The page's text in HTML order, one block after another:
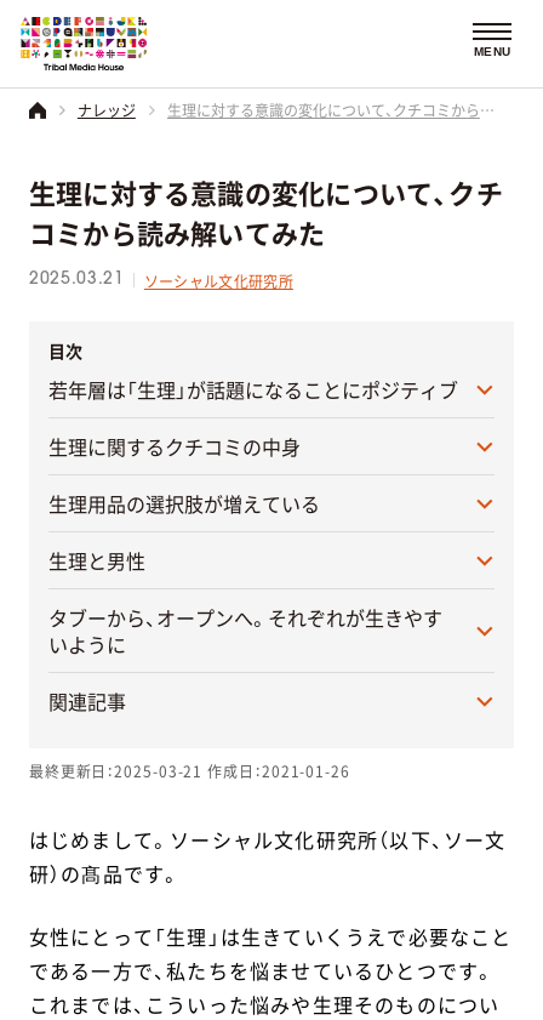
MENU
ナレッジ 生理に対する意識の変化について、クチコミから読み解いてみた
生理に対する意識の変化について、クチ
コミから読み解いてみた
2025.03.21 ソーシャル文化研究所
目次
若年層は「生理」が話題になることにポジティブ
生理に関するクチコミの中身
生理用品の選択肢が増えている
生理と男性
タブーから、オープンへ。それぞれが生きやす
いように
関連記事
最終更新日：2025-03-21 作成日：2021-01-26
はじめまして。ソーシャル文化研究所（以下、ソー文
研）の髙品です。
女性にとって「生理」は生きていくうえで必要なこと
である一方で、私たちを悩ませているひとつです。
これまでは、こういった悩みや生理そのものについ